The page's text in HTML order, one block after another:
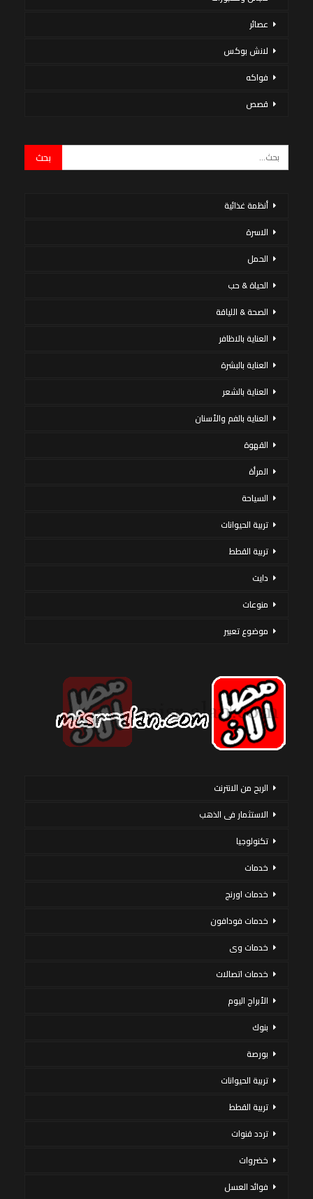
عصائر
لانش بوكس
فواكه
قصص
أنظمة غذائية
الاسرة
الحمل
الحياة & حب
الصحة & اللياقة
العناية بالاظافر
العناية بالبشرة
العناية بالشعر
العناية بالفم والأسنان
القهوة
المرأة
السياحة
تربية الحيوانات
تربية القطط
دايت
منوعات
موضوع تعبير
الربح من الانترنت
الاستثمار فى الذهب
تكنولوجيا
خدمات
خدمات اورنج
خدمات فودافون
خدمات وى
خدمات اتصالات
الأبراج اليوم
بنوك
بورصة
تربية الحيوانات
تربية القطط
تردد قنوات
خضروات
فوائد العسل